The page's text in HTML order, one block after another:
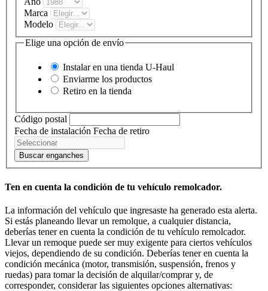
Marca
Modelo
Elige una opción de envío
Instalar en una tienda U-Haul
Enviarme los productos
Retiro en la tienda
Código postal
Fecha de instalación Fecha de retiro
Buscar enganches
Ten en cuenta la condición de tu vehículo remolcador.
La información del vehículo que ingresaste ha generado esta alerta.
Si estás planeando llevar un remolque, a cualquier distancia,
deberías tener en cuenta la condición de tu vehículo remolcador.
Llevar un remoque puede ser muy exigente para ciertos vehículos
viejos, dependiendo de su condición. Deberías tener en cuenta la
condición mecánica (motor, transmisión, suspensión, frenos y
ruedas) para tomar la decisión de alquilar/comprar y, de
corresponder, considerar las siguientes opciones alternativas: